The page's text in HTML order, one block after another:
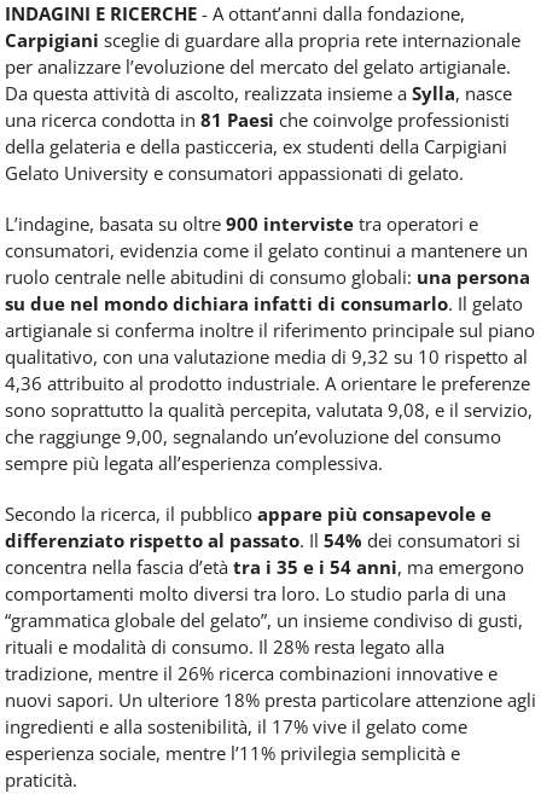
INDAGINI E RICERCHE - A ottant’anni dalla fondazione,
Carpigiani sceglie di guardare alla propria rete internazionale
per analizzare l’evoluzione del mercato del gelato artigianale.
Da questa attività di ascolto, realizzata insieme a Sylla, nasce
una ricerca condotta in 81 Paesi che coinvolge professionisti
della gelateria e della pasticceria, ex studenti della Carpigiani
Gelato University e consumatori appassionati di gelato.
L’indagine, basata su oltre 900 interviste tra operatori e
consumatori, evidenzia come il gelato continui a mantenere un
ruolo centrale nelle abitudini di consumo globali: una persona
su due nel mondo dichiara infatti di consumarlo. Il gelato
artigianale si conferma inoltre il riferimento principale sul piano
qualitativo, con una valutazione media di 9,32 su 10 rispetto al
4,36 attribuito al prodotto industriale. A orientare le preferenze
sono soprattutto la qualità percepita, valutata 9,08, e il servizio,
che raggiunge 9,00, segnalando un’evoluzione del consumo
sempre più legata all’esperienza complessiva.
Secondo la ricerca, il pubblico appare più consapevole e
differenziato rispetto al passato. Il 54% dei consumatori si
concentra nella fascia d’età tra i 35 e i 54 anni, ma emergono
comportamenti molto diversi tra loro. Lo studio parla di una
“grammatica globale del gelato”, un insieme condiviso di gusti,
rituali e modalità di consumo. Il 28% resta legato alla
tradizione, mentre il 26% ricerca combinazioni innovative e
nuovi sapori. Un ulteriore 18% presta particolare attenzione agli
ingredienti e alla sostenibilità, il 17% vive il gelato come
esperienza sociale, mentre l’11% privilegia semplicità e
praticità.